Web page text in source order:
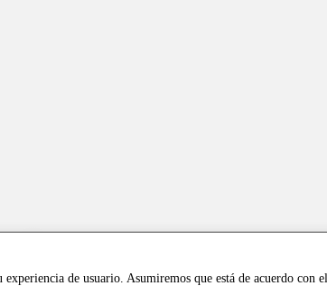
de usuario. Asumiremos que está de acuerdo con